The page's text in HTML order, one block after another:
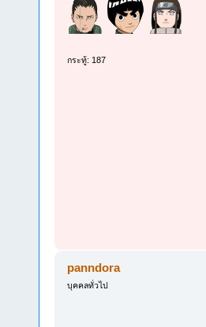
กระทู้: 187
panndora
บุคคลทั่วไป